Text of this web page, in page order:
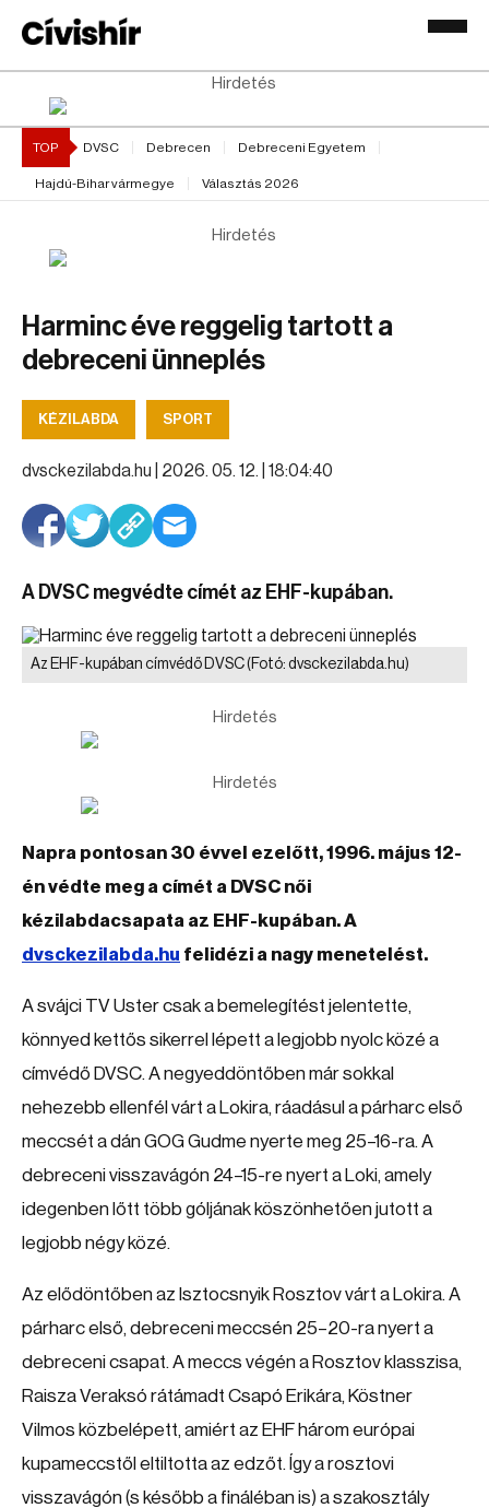
Hirdetés
TOP DVSC Debrecen Debreceni Egyetem
Hajdú-Bihar vármegye Választás 2026
Hirdetés
Harminc éve reggelig tartott a
debreceni ünneplés
KÉZILABDA SPORT
dvsckezilabda.hu | 2026. 05. 12. | 18:04:40
A DVSC megvédte címét az EHF-kupában.
Az EHF-kupában címvédő DVSC(Fotó: dvsckezilabda.hu)
Hirdetés
Hirdetés
Napra pontosan 30 évvel ezelőtt, 1996. május 12-
én védte meg a címét a DVSC női
kézilabdacsapata az EHF-kupában. A
dvsckezilabda.hu felidézi a nagy menetelést.
A svájci TV Uster csak a bemelegítést jelentette,
könnyed kettős sikerrel lépett a legjobb nyolc közé a
címvédő DVSC. A negyeddöntőben már sokkal
nehezebb ellenfél várt a Lokira, ráadásul a párharc első
meccsét a dán GOG Gudme nyerte meg 25–16-ra. A
debreceni visszavágón 24–15-re nyert a Loki, amely
idegenben lőtt több góljának köszönhetően jutott a
legjobb négy közé.
Az elődöntőben az Isztocsnyik Rosztov várt a Lokira. A
párharc első, debreceni meccsén 25–20-ra nyert a
debreceni csapat. A meccs végén a Rosztov klasszisa,
Raisza Veraksó rátámadt Csapó Erikára, Köstner
Vilmos közbelépett, amiért az EHF három európai
kupameccstől eltiltotta az edzőt. Így a rosztovi
visszavágón (s később a fináléban is) a szakosztály